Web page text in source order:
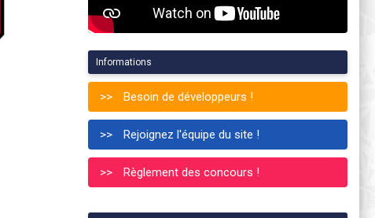
Informations
Besoin de développeurs !
Rejoignez l'équipe du site !
Règlement des concours !